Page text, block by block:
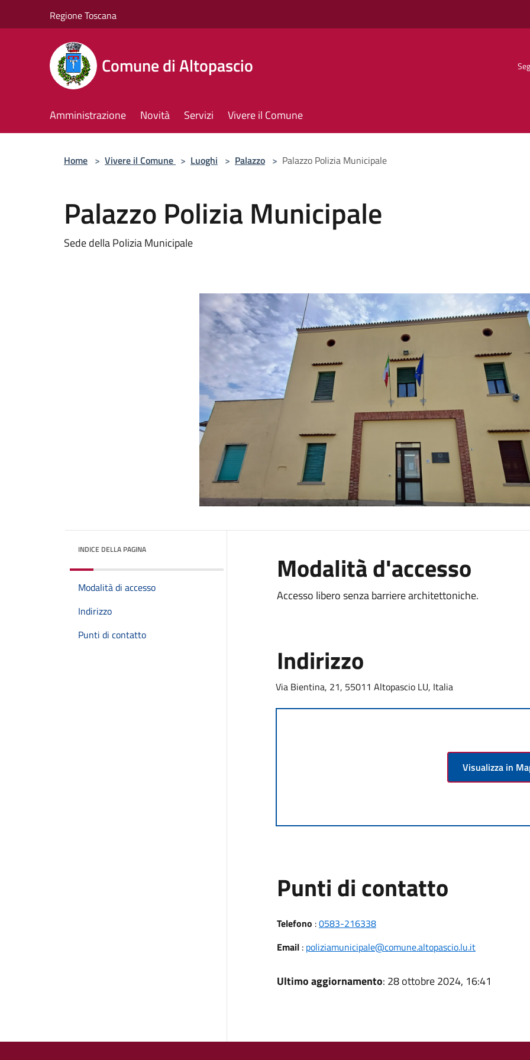
Regione Toscana
Comune di Altopascio
Amministrazione Novità Servizi Vivere il Comune
Home > Vivere il Comune > Luoghi > Palazzo > Palazzo Polizia Municipale
Palazzo Polizia Municipale
Sede della Polizia Municipale
INDICE DELLA PAGINA
Modalità di accesso
Indirizzo
Punti di contatto
Modalità d'accesso
Accesso libero senza barriere architettoniche.
Indirizzo
Via Bientina, 21, 55011 Altopascio LU, Italia
Visualizza in
Punti di contatto
Telefono :0583-216338
Email: poliziamunicipale@comune.altopascio.lu.it
Ultimo aggiornamento: 28 ottobre 2024, 16:41